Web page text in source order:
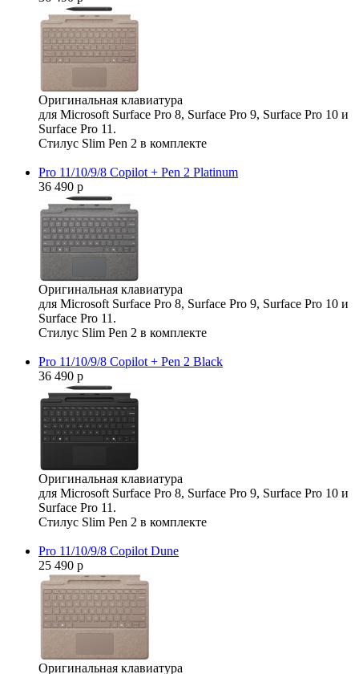
Оригинальная клавиатура
для Microsoft Surface Pro 8, Surface Pro 9, Surface Pro 10 и
Surface Pro 11.
Стилус Slim Pen 2 в комплекте
Pro 11/10/9/8 Copilot + Pen 2 Platinum
36 490 р
Оригинальная клавиатура
для Microsoft Surface Pro 8, Surface Pro 9, Surface Pro 10 и
Surface Pro 11.
Стилус Slim Pen 2 в комплекте
Pro 11/10/9/8 Copilot + Pen 2 Black
36 490 р
Оригинальная клавиатура
для Microsoft Surface Pro 8, Surface Pro 9, Surface Pro 10 и
Surface Pro 11.
Стилус Slim Pen 2 в комплекте
Pro 11/10/9/8 Copilot Dune
25 490 р
Оригинальная клавиатура